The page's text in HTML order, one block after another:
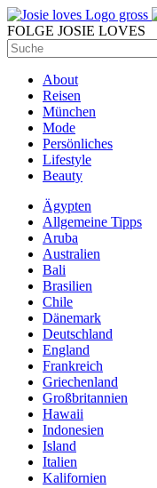
FOLGE JOSIE LOVES
About
Reisen
München
Mode
Persönliches
Lifestyle
Beauty
Ägypten
Allgemeine Tipps
Aruba
Australien
Bali
Brasilien
Chile
Dänemark
Deutschland
England
Frankreich
Griechenland
Großbritannien
Hawaii
Indonesien
Island
Italien
Kalifornien